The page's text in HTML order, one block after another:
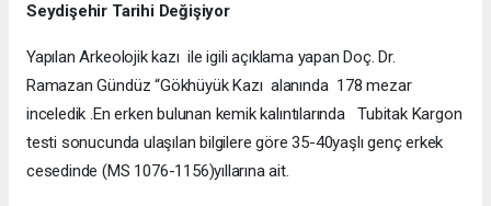
Seydişehir Tarihi Değişiyor
Yapılan Arkeolojik kazı ile igili açıklama yapan Doç. Dr.
Ramazan Gündüz “Gökhüyük Kazı alanında 178 mezar
inceledik .En erken bulunan kemik kalıntılarında Tubitak Kargon
testi sonucunda ulaşılan bilgilere göre 35-40yaşlı genç erkek
cesedinde (MS 1076-1156)yıllarına ait.